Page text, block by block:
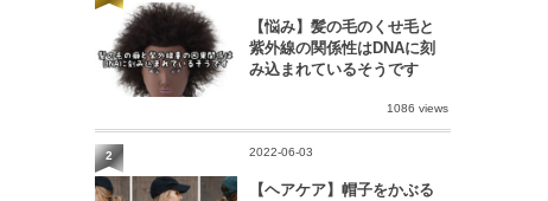
【悩み】髪の毛のくせ毛と
紫外線の関係性はDNAに刻
み込まれているそうです
1086 views
2022-06-03
【ヘアケア】帽子をかぶる
2